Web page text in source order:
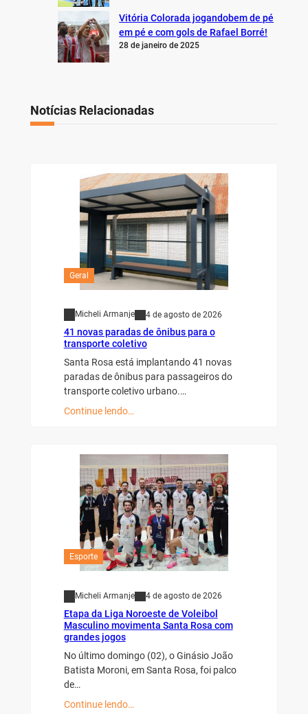
Vitória Colorada jogandobem de pé
em pé e com gols de Rafael Borré!
28 de janeiro de 2025
Notícias Relacionadas
Geral
Micheli Armanje 4 de agosto de 2026
41 novas paradas de ônibus para o
transporte coletivo
Santa Rosa está implantando 41 novas
paradas de ônibus para passageiros do
transporte coletivo urbano.…
Continue lendo…
Esporte
Micheli Armanje 4 de agosto de 2026
Etapa da Liga Noroeste de Voleibol
Masculino movimenta Santa Rosa com
grandes jogos
No último domingo (02), o Ginásio João
Batista Moroni, em Santa Rosa, foi palco
de…
Continue lendo…